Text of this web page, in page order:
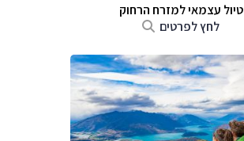
טיול עצמאי למזרח הרחוק
לחץ לפרטים